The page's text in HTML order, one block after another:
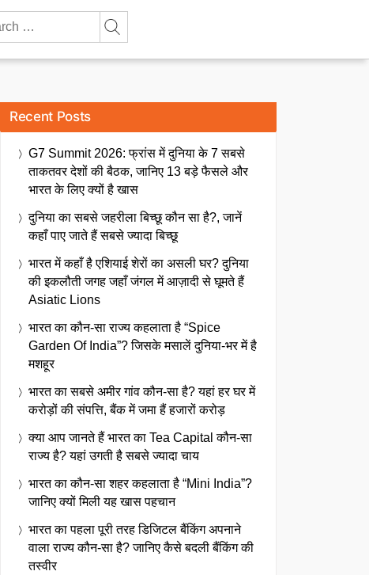
Recent Posts
G7 Summit 2026: फ्रांस में दुनिया के 7 सबसे
ताकतवर देशों की बैठक, जानिए 13 बड़े फैसले और
भारत के लिए क्यों है खास
दुनिया का सबसे जहरीला बिच्छू कौन सा है?, जानें
कहाँ पाए जाते हैं सबसे ज्यादा बिच्छू
भारत में कहाँ है एशियाई शेरों का असली घर? दुनिया
की इकलौती जगह जहाँ जंगल में आज़ादी से घूमते हैं
Asiatic Lions
भारत का कौन-सा राज्य कहलाता है “Spice
Garden Of India”? जिसके मसालें दुनिया-भर में है
मशहूर
भारत का सबसे अमीर गांव कौन-सा है? यहां हर घर में
करोड़ों की संपत्ति, बैंक में जमा हैं हजारों करोड़
क्या आप जानते हैं भारत का Tea Capital कौन-सा
राज्य है? यहां उगती है सबसे ज्यादा चाय
भारत का कौन-सा शहर कहलाता है “Mini India”?
जानिए क्यों मिली यह खास पहचान
भारत का पहला पूरी तरह डिजिटल बैंकिंग अपनाने
वाला राज्य कौन-सा है? जानिए कैसे बदली बैंकिंग की
तस्वीर